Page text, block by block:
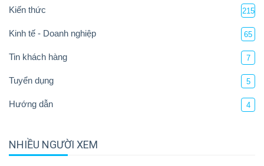
Kiến thức 215
Kinh tế - Doanh nghiệp 65
Tin khách hàng 7
Tuyển dụng 5
Hướng dẫn 4
NHIỀU NGƯỜI XEM